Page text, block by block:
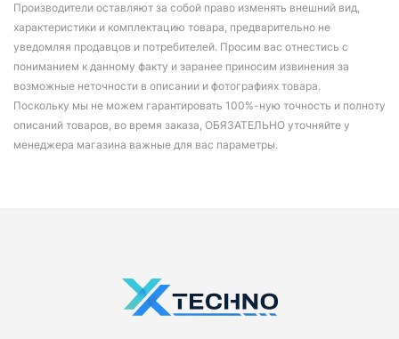
Производители оставляют за собой право изменять внешний вид,
характеристики и комплектацию товара, предварительно не
уведомляя продавцов и потребителей. Просим вас отнестись с
пониманием к данному факту и заранее приносим извинения за
возможные неточности в описании и фотографиях товара.
Поскольку мы не можем гарантировать 100%-ную точность и полноту
описаний товаров, во время заказа, ОБЯЗАТЕЛЬНО уточняйте у
менеджера магазина важные для вас параметры.